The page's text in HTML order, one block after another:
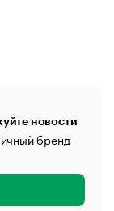
новости
бренд